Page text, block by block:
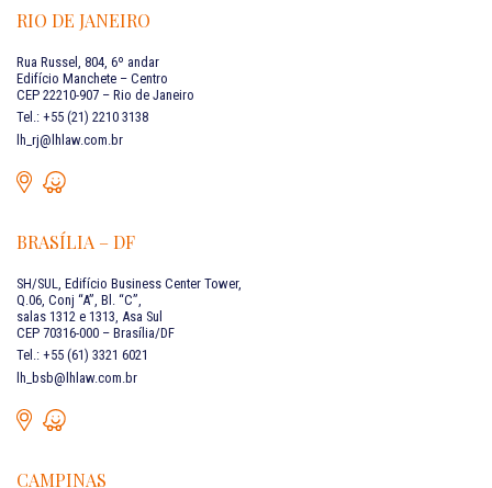
RIO DE JANEIRO
Rua Russel, 804, 6º andar
Edifício Manchete – Centro
CEP 22210-907 – Rio de Janeiro
Tel.: +55 (21) 2210 3138
lh_rj@lhlaw.com.br
BRASÍLIA – DF
SH/SUL, Edifício Business Center Tower,
Q.06, Conj “A”, Bl. “C”,
salas 1312 e 1313, Asa Sul
CEP 70316-000 – Brasília/DF
Tel.: +55 (61) 3321 6021
lh_bsb@lhlaw.com.br
CAMPINAS